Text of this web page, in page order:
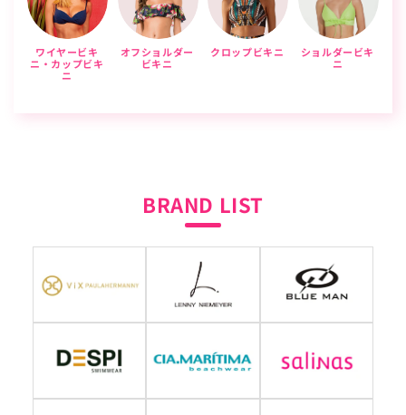
ワイヤービキ
ニ・カップビキ
ニ
オフショルダー
ビキニ
クロップビキニ
ショルダービキ
ニ
BRAND LIST